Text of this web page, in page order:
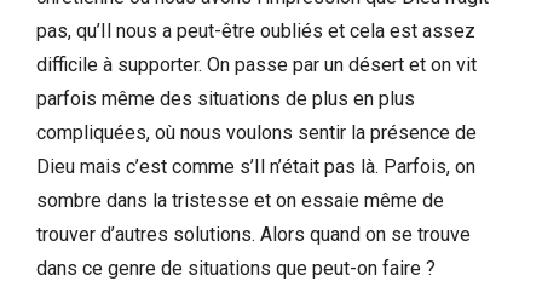
pas, qu’Il nous a peut-être oubliés et cela est assez
difficile à supporter. On passe par un désert et on vit
parfois même des situations de plus en plus
compliquées, où nous voulons sentir la présence de
Dieu mais c’est comme s’Il n’était pas là. Parfois, on
sombre dans la tristesse et on essaie même de
trouver d’autres solutions. Alors quand on se trouve
dans ce genre de situations que peut-on faire ?